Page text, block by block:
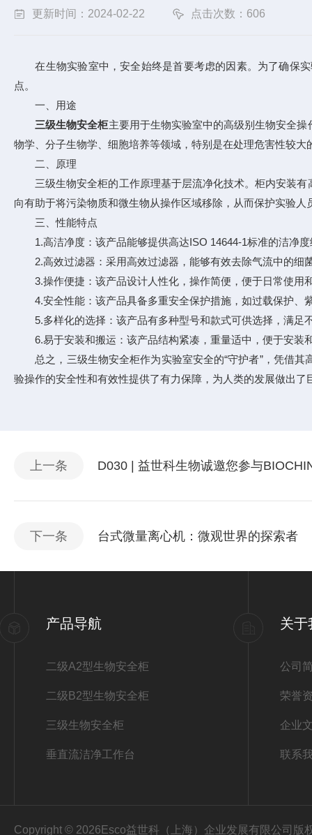
更新时间：2024-02-22 点击次数：606
在生物实验室中，安全始终是首要考虑的因素。为了确保实
点。
一、用途
三级生物安全柜主要用于生物实验室中的高级别生物安全
物学、分子生物学、细胞培养等领域，特别是在处理危害性较
二、原理
三级生物安全柜的工作原理基于层流净化技术。柜内安装有
向有助于将污染物质和微生物从操作区域移除，从而保护实验
三、性能特点
1.高洁净度：该产品能够提供高达ISO 14644-1标准的洁净度
2.高效过滤器：采用高效过滤器，能够有效去除气流中的细
3.操作便捷：该产品设计人性化，操作简便，便于日常使用
4.安全性能：该产品具备多重安全保护措施，如过载保护、
5.多样化的选择：该产品有多种型号和款式可供选择，满足
6.易于安装和搬运：该产品结构紧凑，重量适中，便于安装
总之，三级生物安全柜作为实验室安全的“守护者”，凭借其
验操作的安全性和有效性提供了有力保障，为人类的发展做出
上一条 D030 | 益世科生物诚邀您参与
下一条 台式微量离心机：微观世界的探索者
产品导航
二级A2型生物安全柜
二级B2型生物安全柜
三级生物安全柜
垂直流洁净工作台
关于
公司
荣誉
企业
联系
Copyright © 2026Esco益世科（上海）企业发展有限公司